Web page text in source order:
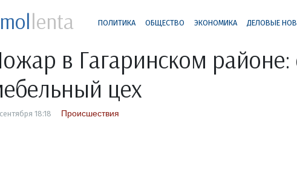
lenta ПОЛИТИКА ОБЩЕСТВО ЭКОНОМИКА ДЕЛОВЫЕ
в Гагаринском районе:
цех
18:18 Происшествия